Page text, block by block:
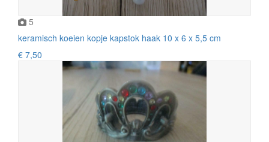
5
keramisch koeien kopje kapstok haak 10 x 6 x 5,5 cm
€ 7,50